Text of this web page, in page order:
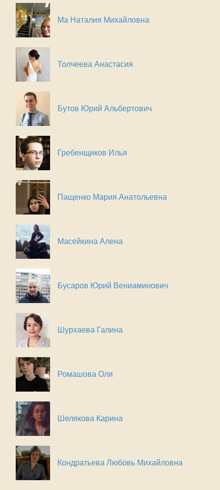
Ма Наталия Михайловна
Толчеева Анастасия
Бутов Юрий Альбертович
Гребенщиков Илья
Пащенко Мария Анатольевна
Масейкина Алена
Бусаров Юрий Вениаминович
Шурхаева Галина
Ромашова Оля
Шелякова Карина
Кондратьева Любовь Михайловна